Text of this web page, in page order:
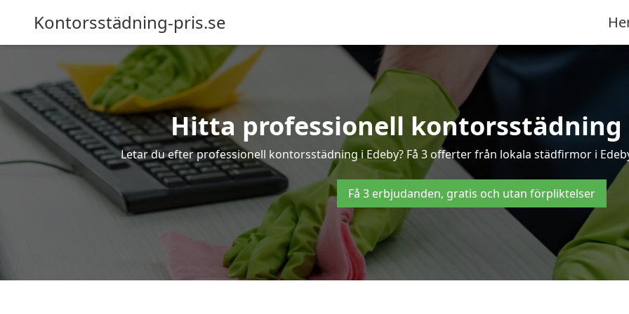
Kontorsstädning-pris.se
Hitta professionell kontorsstädning
Letar du efter professionell kontorsstädning i Edeby? Få 3 offerter från lokala städfirmor i
Få 3 erbjudanden, gratis och utan förpliktelser